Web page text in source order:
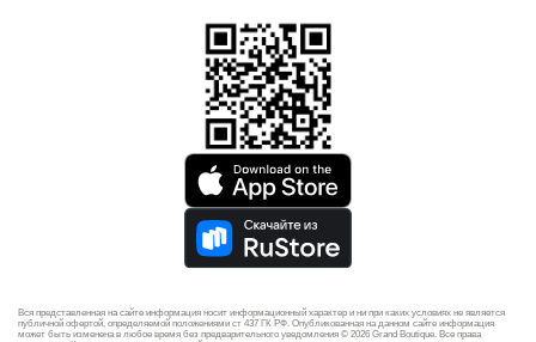
Вся представленная на сайте информация носит информационный характер и ни при каких условиях не является
публичной офертой, определяемой положениями ст 437 ГК РФ. Опубликованная на данном сайте информация
может быть изменена в любое время без предварительного уведомления © 2026 Grand Boutique. Все права